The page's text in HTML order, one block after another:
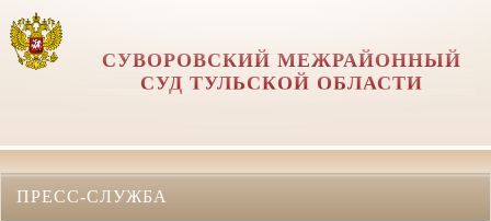
СУВОРОВСКИЙ МЕЖРАЙОННЫЙ
СУД ТУЛЬСКОЙ ОБЛАСТИ
ПРЕСС-СЛУЖБА